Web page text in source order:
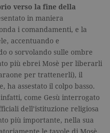
verso la fine della
in maniera
i comandamenti, e la
accentuando e
o sorvolando sulle ombre
più ebrei Mosè per liberarli
per trattenerli), il
ha assestato il colpo basso.
come Gesù interrogato
dell’istituzione religiosa
più importante, nella sua
le tavole di Mosè,